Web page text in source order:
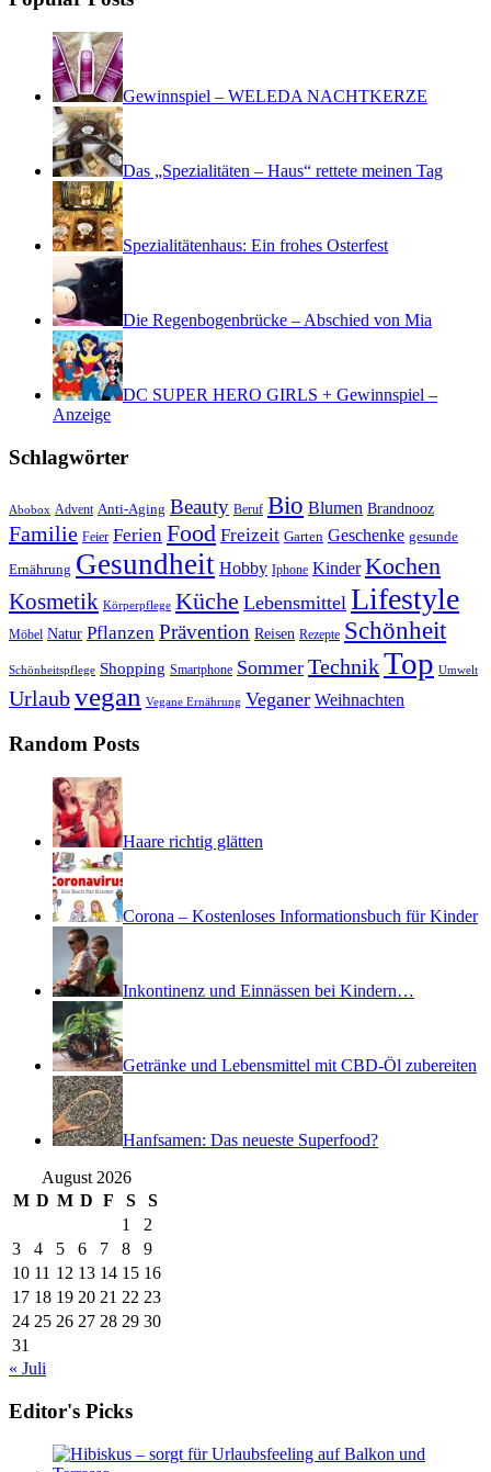
Gewinnspiel – WELEDA NACHTKERZE
Das „Spezialitäten – Haus“ rettete meinen Tag
Spezialitätenhaus: Ein frohes Osterfest
Die Regenbogenbrücke – Abschied von Mia
DC SUPER HERO GIRLS + Gewinnspiel –
Anzeige
Schlagwörter
Abobox Advent Anti-Aging Beauty Beruf Bio Blumen Brandnooz
Familie Feier Ferien Food Freizeit Garten Geschenke gesunde
Ernährung Gesundheit Hobby Iphone Kinder Kochen
Kosmetik Körperpflege Küche Lebensmittel Lifestyle
Möbel Natur Pflanzen Prävention Reisen Rezepte Schönheit
Schönheitspflege Shopping Smartphone Sommer TechnikTop Umwelt
Urlaubvegan Vegane Ernährung Veganer Weihnachten
Random Posts
Haare richtig glätten
Corona – Kostenloses Informationsbuch für Kinder
Inkontinenz und Einnässen bei Kindern…
Getränke und Lebensmittel mit CBD-Öl zubereiten
Hanfsamen: Das neueste Superfood?
August 2026
M D M D F S
S
1
2
3
4 5 6 7 8
9
10 11 12 13 14 15 16
17 18 19 20 21 22 23
24 25 26 27 28 29 30
31
« Juli
Editor's Picks